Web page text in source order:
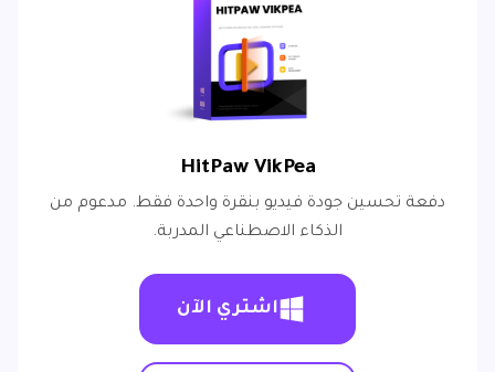
HitPaw VikPea
دفعة تحسين جودة فيديو بنقرة واحدة فقط. مدعوم من
الذكاء الاصطناعي المدربة.
اشتري الآن